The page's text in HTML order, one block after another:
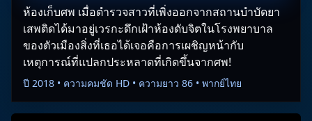
ห้องเก็บศพ เมื่อตำรวจสาวที่เพิ่งออกจากสถานบำบัดยา
เสพติดได้มาอยู่เวรกะดึกเฝ้าห้องดับจิตในโรงพยาบาล
ของตัวเมืองสิ่งที่เธอได้เจอคือการเผชิญหน้ากับ
เหตุการณ์ที่แปลกประหลาดที่เกิดขึ้นจากศพ!
ปี 2018 • ความคมชัด HD • ความยาว 86 • พากย์ไทย